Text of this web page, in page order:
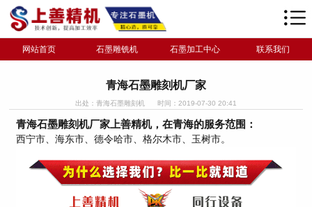
网站首页 石墨雕铣机 石墨加工中心 联系我们
青海石墨雕刻机厂家
出处：青海石墨雕刻机 时间：2019-07-30 20:41
青海石墨雕刻机厂家上善精机，在青海的服务范围：
西宁市、海东市、德令哈市、格尔木市、玉树市。